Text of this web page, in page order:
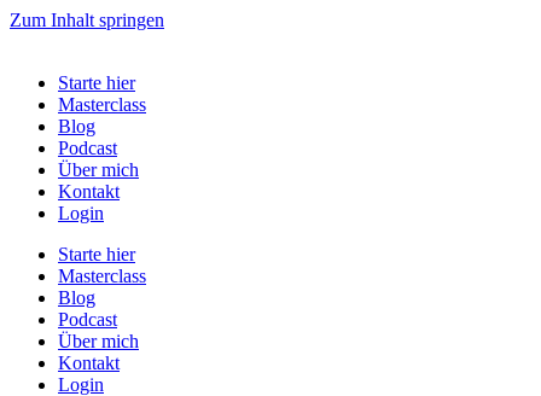
Zum Inhalt springen
Starte hier
Masterclass
Blog
Podcast
Über mich
Kontakt
Login
Starte hier
Masterclass
Blog
Podcast
Über mich
Kontakt
Login